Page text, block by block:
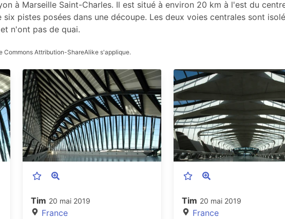
à Marseille Saint-Charles. Il est situé à environ 20 km à l'est du
pistes posées dans une découpe. Les deux voies centrales sont
n'ont pas de quai.
Commons Attribution-ShareAlike s'applique.
Tim 20 mai 2019
France
Tim 20 mai 2019
France